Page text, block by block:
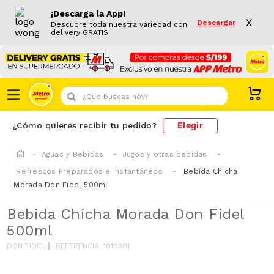
¡Descarga la App!
Descubre toda nuestra variedad con
delivery GRATIS
Descargar X
¿Que buscas hoy?
¿Cómo quieres recibir tu pedido? Elegir
Aguas y Bebidas
Jugos y otras bebidas
Refrescos Preparados e Instantáneos
Bebida Chicha
Morada Don Fidel 500ml
Bebida Chicha Morada Don Fidel
500ml
DON FIDEL REFERENCIA:1019391